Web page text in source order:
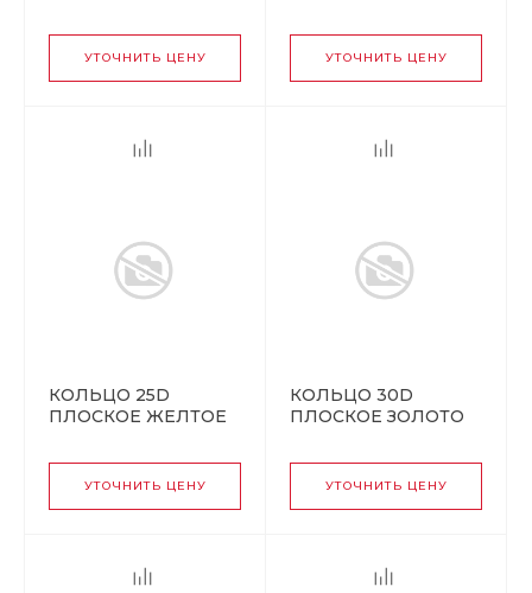
(10000,1000,100,!!!)
УТОЧНИТЬ ЦЕНУ УТОЧНИТЬ ЦЕНУ
КОЛЬЦО 25D
ПЛОСКОЕ ЖЕЛТОЕ
УТОЧНИТЬ ЦЕНУ
КОЛЬЦО 30D
ПЛОСКОЕ ЗОЛОТО
УТОЧНИТЬ ЦЕНУ